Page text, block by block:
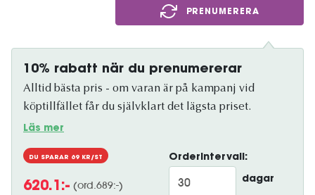
PRENUMERERA
10% rabatt när du prenumererar
Alltid bästa pris - om varan är på kampanj vid
köptillfället får du självklart det lägsta priset.
Läs mer
DU SPARAR 69 KR/ST
620.1 :- (ord.689:-)
Orderintervall:
dagar